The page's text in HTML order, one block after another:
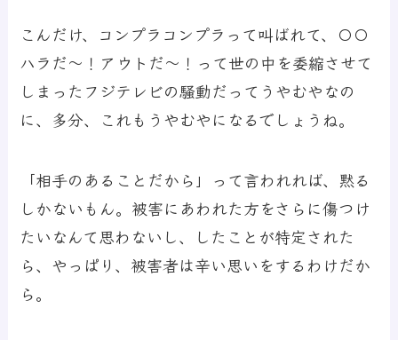
こんだけ、コンプラコンプラって叫ばれて、〇〇
ハラだ～！アウトだ～！って世の中を委縮させて
しまったフジテレビの騒動だってうやむやなの
に、多分、これもうやむやになるでしょうね。
「相手のあることだから」って言われれば、黙る
しかないもん。被害にあわれた方をさらに傷つけ
たいなんて思わないし、したことが特定された
ら、やっぱり、被害者は辛い思いをするわけだか
ら。